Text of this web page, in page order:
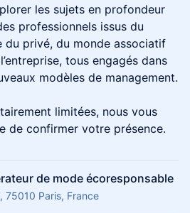
les sujets en profondeur
professionnels issus du
du privé, du monde associatif
tous engagés dans
modèles de management.
limitées, nous vous
de confirmer votre présence.
de mode écoresponsable
75010 Paris, France